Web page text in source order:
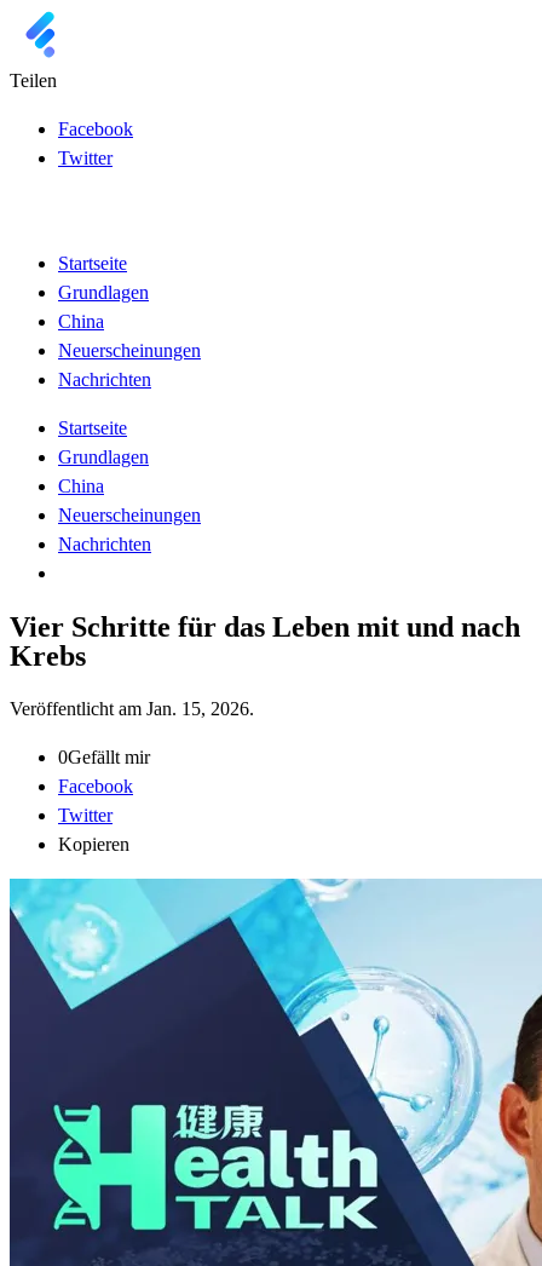
Teilen
Facebook
Twitter
Startseite
Grundlagen
China
Neuerscheinungen
Nachrichten
Startseite
Grundlagen
China
Neuerscheinungen
Nachrichten
Vier Schritte für das Leben mit und nach
Krebs
Veröffentlicht am Jan. 15, 2026.
0Gefällt mir
Facebook
Twitter
Kopieren